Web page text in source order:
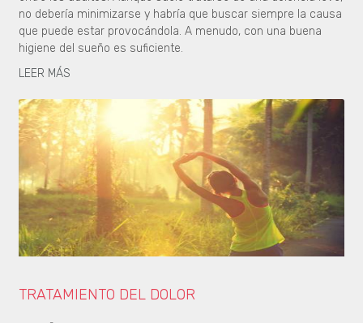
no debería minimizarse y habría que buscar siempre la causa
que puede estar provocándola. A menudo, con una buena
higiene del sueño es suficiente.
LEER MÁS
TRATAMIENTO DEL DOLOR